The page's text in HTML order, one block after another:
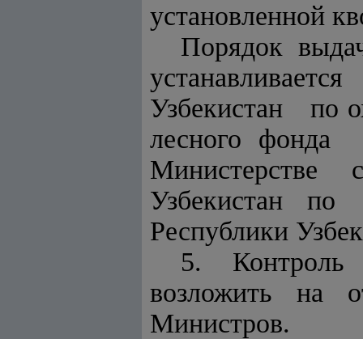
установленной
Порядок
Узбекистан по
лесного фонда
Министерстве
Узбекистан по
Республики
5. Контроль
возложить на
Министров.